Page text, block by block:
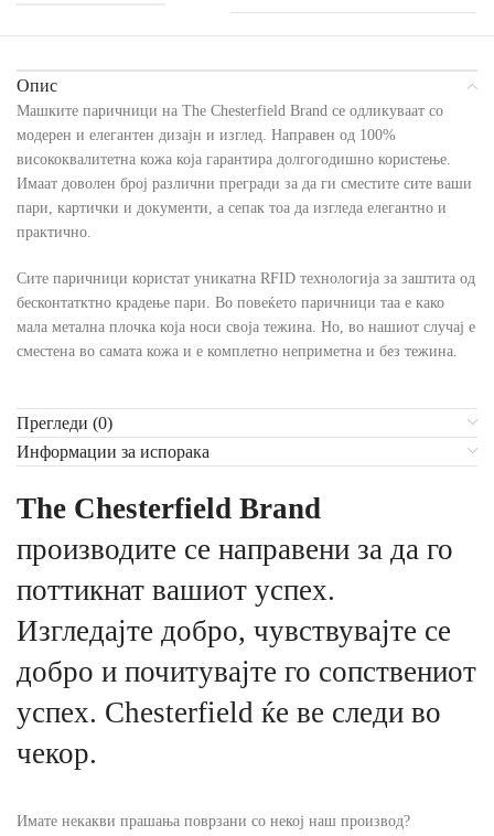
Опис
Машките паричници на The Chesterfield Brand се одликуваат со
модерен и елегантен дизајн и изглед. Направен од 100%
висококвалитетна кожа која гарантира долгогодишно користење.
Имаат доволен број различни прегради за да ги сместите сите ваши
пари, картички и документи, а сепак тоа да изгледа елегантно и
практично.
Сите паричници користат уникатна RFID технологија за заштита од
бесконтатктно крадење пари. Во повеќето паричници таа е како
мала метална плочка која носи своја тежина. Но, во нашиот случај е
сместена во самата кожа и е комплетно неприметна и без тежина.
Прегледи (0)
Информации за испорака
The Chesterfield Brand
производите се направени за да го
поттикнат вашиот успех.
Изгледајте добро, чувствувајте се
добро и почитувајте го сопствениот
успех. Chesterfield ќе ве следи во
чекор.
Имате некакви прашања поврзани со некој наш производ?